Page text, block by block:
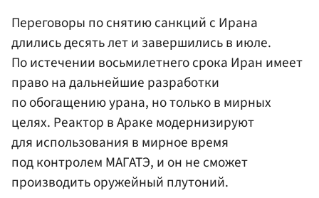
Переговоры по снятию санкций с Ирана
длились десять лет и завершились в июле.
По истечении восьмилетнего срока Иран имеет
право на дальнейшие разработки
по обогащению урана, но только в мирных
целях. Реактор в Араке модернизируют
для использования в мирное время
под контролем МАГАТЭ, и он не сможет
производить оружейный плутоний.